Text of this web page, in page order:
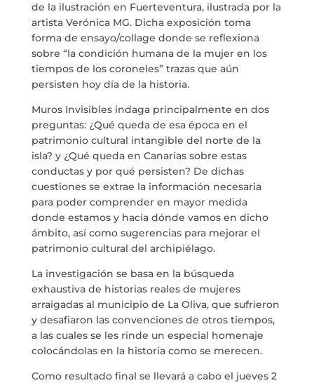
LA NEUROLITERATURA ENTRA
SIAMO TRASPARENTI
di Dulce Xerach
info@crowplan.com
922 28 00 28
de la ilustración en Fuerteventura, ilustrada por la
artista Verónica MG. Dicha exposición toma
forma de ensayo/collage donde se reflexiona
sobre “la condición humana de la mujer en los
tiempos de los coroneles” trazas que aún
persisten hoy día de la historia.
Muros Invisibles indaga principalmente en dos
preguntas: ¿Qué queda de esa época en el
patrimonio cultural intangible del norte de la
isla? y ¿Qué queda en Canarias sobre estas
conductas y por qué persisten? De dichas
cuestiones se extrae la información necesaria
para poder comprender en mayor medida
donde estamos y hacia dónde vamos en dicho
ámbito, así como sugerencias para mejorar el
patrimonio cultural del archipiélago.
La investigación se basa en la búsqueda
exhaustiva de historias reales de mujeres
arraigadas al municipio de La Oliva, que sufrieron
y desafiaron las convenciones de otros tiempos,
a las cuales se les rinde un especial homenaje
colocándolas en la historia como se merecen.
Como resultado final se llevará a cabo el jueves 2